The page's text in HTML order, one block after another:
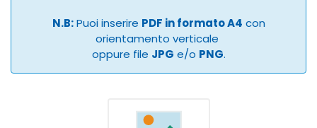
N.B:Puoi inserire PDF in formato A4 con
orientamento verticale
oppure file JPG e/o PNG.